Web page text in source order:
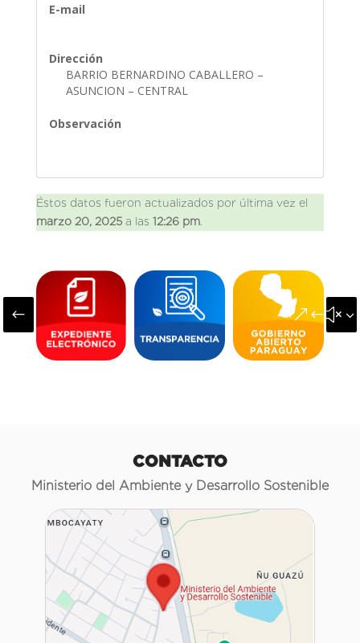
E-mail
Dirección
BARRIO BERNARDINO CABALLERO –
ASUNCION – CENTRAL
Observación
Éstos datos fueron actualizados por última vez el
marzo 20, 2025a las 12:26 pm.
#
CONTACTO
Ministerio del Ambiente y Desarrollo Sostenible